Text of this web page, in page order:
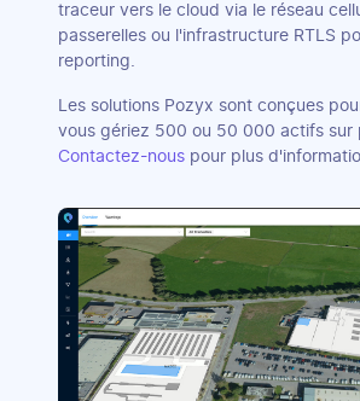
traceur vers le cloud via le réseau
passerelles ou l'infrastructure RTLS
reporting.
Les solutions Pozyx sont conçues
vous gériez 500 ou 50 000 actifs sur
Contactez-nous pour plus